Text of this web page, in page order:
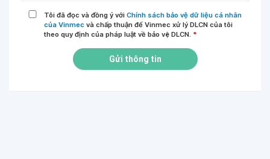
Tôi đã đọc và đồng ý với Chính sách bảo vệ dữ liệu cá nhân
của Vinmec và chấp thuận để Vinmec xử lý DLCN của tôi
theo quy định của pháp luật về bảo vệ DLCN. *
Gửi thông tin